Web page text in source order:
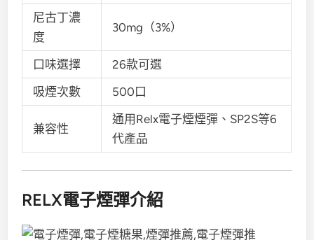
尼古丁濃
度
30mg（3%）
口味選擇
26款可選
吸煙次數
500口
兼容性
通用Relx電子煙煙彈、SP2S等6
代產品
RELX電子煙彈介紹